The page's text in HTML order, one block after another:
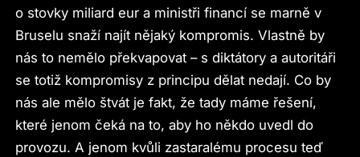
o stovky miliard eur a ministři financí se marně v
Bruselu snaží najít nějaký kompromis. Vlastně by
nás to nemělo překvapovat – s diktátory a autoritáři
se totiž kompromisy z principu dělat nedají. Co by
nás ale mělo štvát je fakt, že tady máme řešení,
které jenom čeká na to, aby ho někdo uvedl do
provozu. A jenom kvůli zastaralému procesu teď